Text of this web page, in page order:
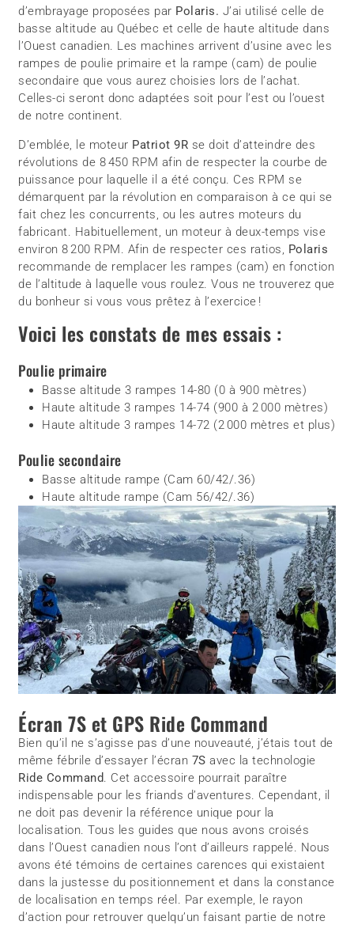
d’embrayage proposées par Polaris. J’ai utilisé celle de
basse altitude au Québec et celle de haute altitude dans
l’Ouest canadien. Les machines arrivent d’usine avec les
rampes de poulie primaire et la rampe (cam) de poulie
secondaire que vous aurez choisies lors de l’achat.
Celles-ci seront donc adaptées soit pour l’est ou l’ouest
de notre continent.
D’emblée, le moteur Patriot 9R se doit d’atteindre des
révolutions de 8 450 RPM afin de respecter la courbe de
puissance pour laquelle il a été conçu. Ces RPM se
démarquent par la révolution en comparaison à ce qui se
fait chez les concurrents, ou les autres moteurs du
fabricant. Habituellement, un moteur à deux-temps vise
environ 8 200 RPM. Afin de respecter ces ratios, Polaris
recommande de remplacer les rampes (cam) en fonction
de l’altitude à laquelle vous roulez. Vous ne trouverez que
du bonheur si vous vous prêtez à l’exercice !
Voici les constats de mes essais :
Poulie primaire
Basse altitude 3 rampes 14-80 (0 à 900 mètres)
Haute altitude 3 rampes 14-74 (900 à 2 000 mètres)
Haute altitude 3 rampes 14-72 (2 000 mètres et plus)
Poulie secondaire
Basse altitude rampe (Cam 60/42/.36)
Haute altitude rampe (Cam 56/42/.36)
Écran 7S et GPS Ride Command
Bien qu’il ne s’agisse pas d’une nouveauté, j’étais tout de
même fébrile d’essayer l’écran 7S avec la technologie
Ride Command. Cet accessoire pourrait paraître
indispensable pour les friands d’aventures. Cependant, il
ne doit pas devenir la référence unique pour la
localisation. Tous les guides que nous avons croisés
dans l’Ouest canadien nous l’ont d’ailleurs rappelé. Nous
avons été témoins de certaines carences qui existaient
dans la justesse du positionnement et dans la constance
de localisation en temps réel. Par exemple, le rayon
d’action pour retrouver quelqu’un faisant partie de notre